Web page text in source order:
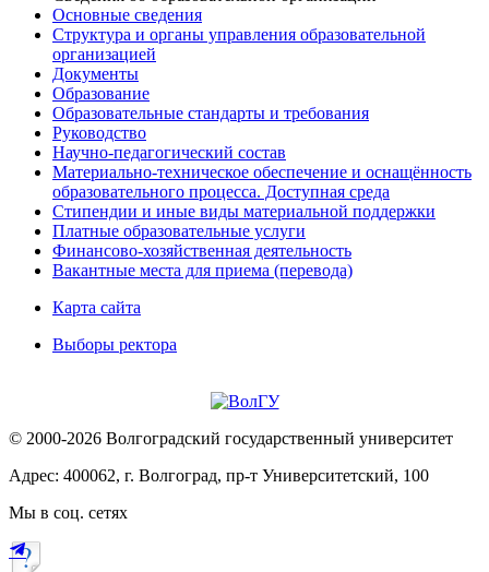
Основные сведения
Структура и органы управления образовательной
организацией
Документы
Образование
Образовательные стандарты и требования
Руководство
Научно-педагогический состав
Материально-техническое обеспечение и оснащённость
образовательного процесса. Доступная среда
Стипендии и иные виды материальной поддержки
Платные образовательные услуги
Финансово-хозяйственная деятельность
Вакантные места для приема (перевода)
Карта сайта
Выборы ректора
© 2000-2026 Волгоградский государственный университет
Адрес: 400062, г. Волгоград, пр-т Университетский, 100
Мы в соц. сетях